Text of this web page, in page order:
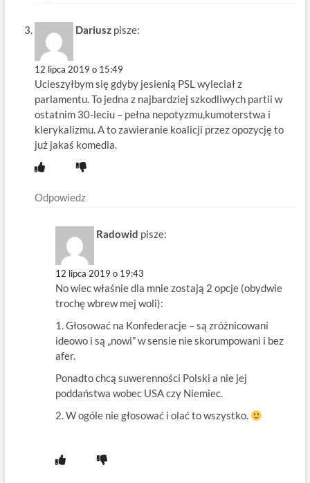
Dariusz pisze:
12 lipca 2019 o 15:49
Ucieszyłbym się gdyby jesienią PSL wyleciał z
parlamentu. To jedna z najbardziej szkodliwych partii w
ostatnim 30-leciu – pełna nepotyzmu,kumoterstwa i
klerykalizmu. A to zawieranie koalicji przez opozycję to
już jakaś komedia.
Odpowiedz
Radowid pisze:
12 lipca 2019 o 19:43
No wiec właśnie dla mnie zostają 2 opcje (obydwie
trochę wbrew mej woli):
1. Głosować na Konfederacje – są zróżnicowani
ideowo i są „nowi” w sensie nie skorumpowani i bez
afer.
Ponadto chcą suwerenności Polski a nie jej
poddaństwa wobec USA czy Niemiec.
2. W ogóle nie głosować i olać to wszystko.